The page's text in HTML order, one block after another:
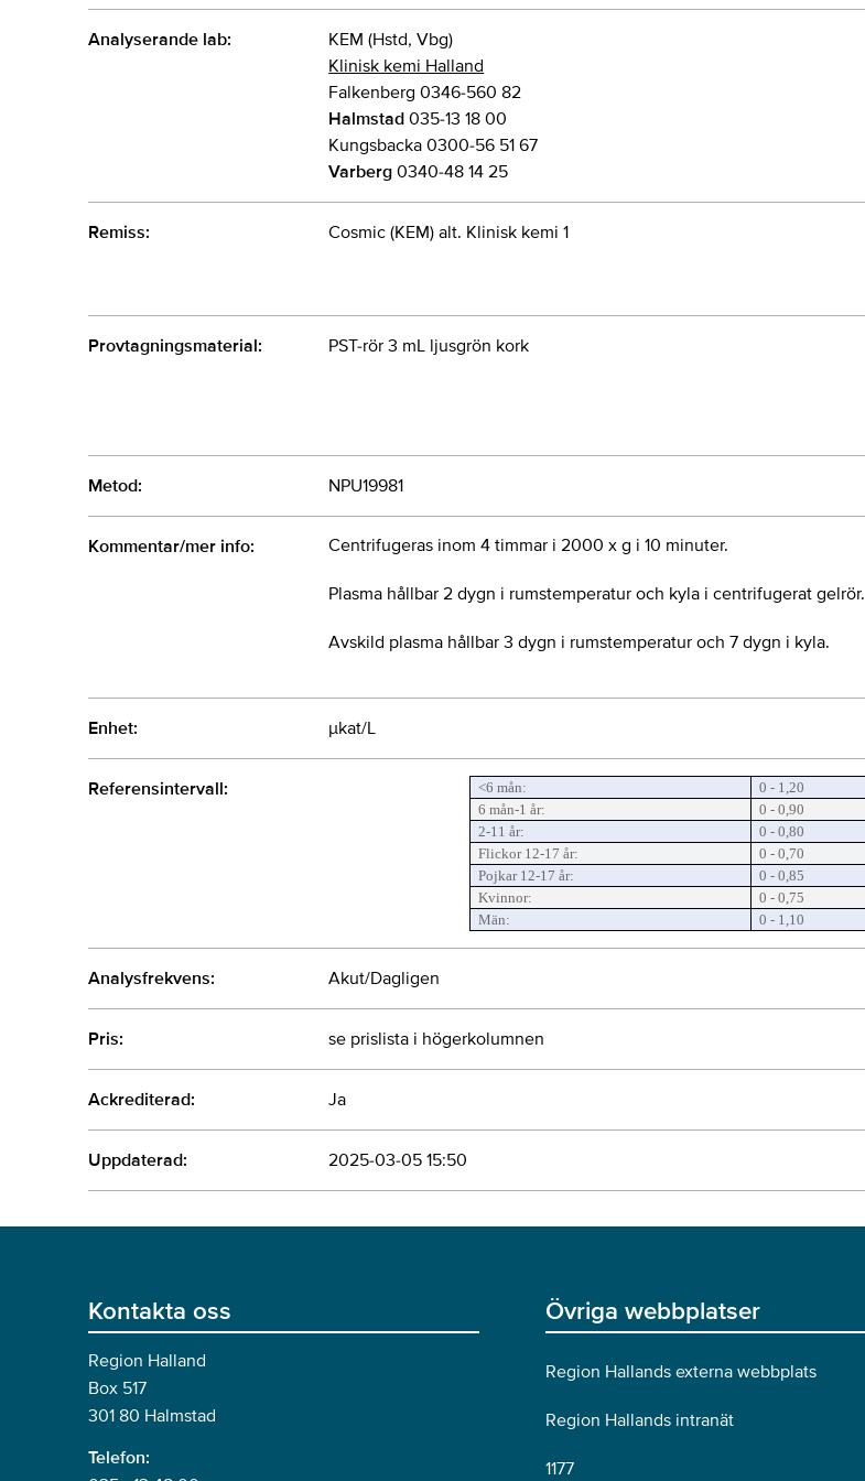
Analyserande lab:
KEM (Hstd, Vbg)
Klinisk kemi Halland
Falkenberg 0346-560 82
Halmstad 035-13 18 00
Kungsbacka 0300-56 51 67
Varberg 0340-48 14 25
Remiss: Cosmic (KEM) alt. Klinisk kemi 1
Provtagningsmaterial: PST-rör 3 mL ljusgrön kork
Metod: NPU19981
Kommentar/mer info: Centrifugeras inom 4 timmar i 2000 x g i 10 minuter.
Plasma hållbar 2 dygn i rumstemperatur och kyla i centrifugerat gelrör.
Avskild plasma hållbar 3 dygn i rumstemperatur och 7 dygn i kyla.
Enhet: µkat/L
Referensintervall: <6 mån:
0 - 1,20
6 mån-1 år:
0 - 0,90
2-11 år:
0 - 0,80
Flickor 12-17 år:
0 - 0,70
Pojkar 12-17 år:
0 - 0,85
Kvinnor:
0 - 0,75
Män:
0 - 1,10
Analysfrekvens: Akut/Dagligen
Pris: se prislista i högerkolumnen
Ackrediterad: Ja
Uppdaterad: 2025-03-05 15:50
Kontakta oss
Region Halland
Box 517
301 80 Halmstad
Telefon:
Övriga webbplatser
Region Hallands externa webbplats
Region Hallands intranät
1177